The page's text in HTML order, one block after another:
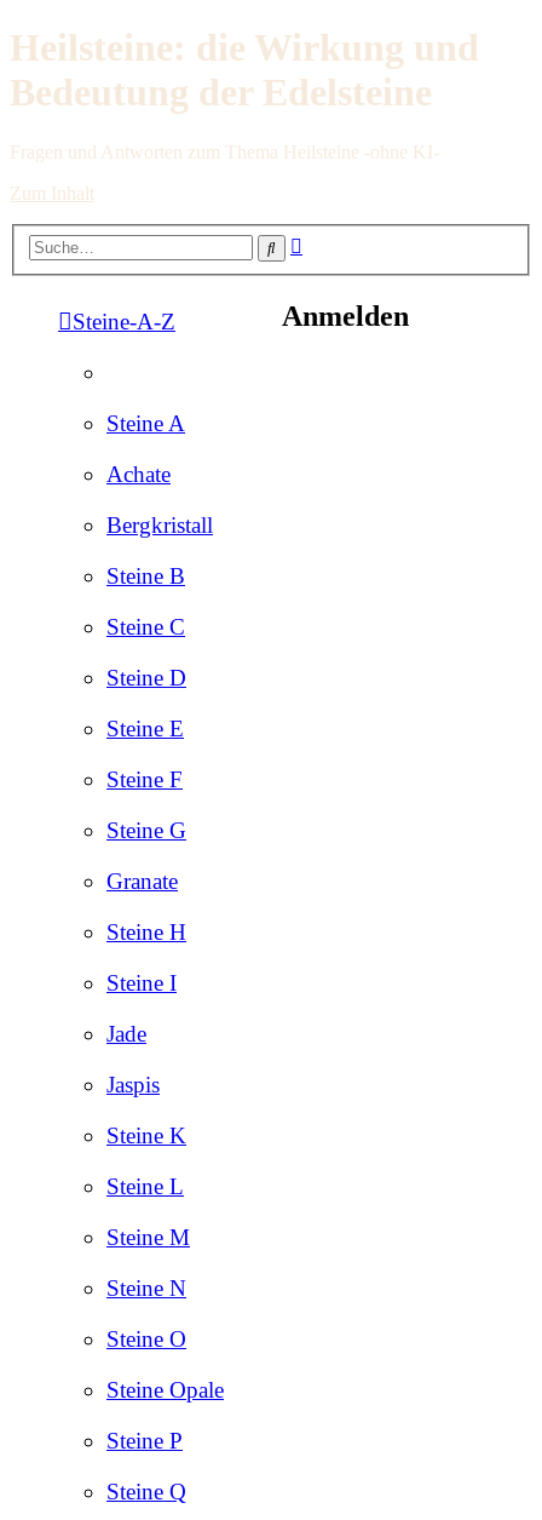
Heilsteine: die Wirkung und
Bedeutung der Edelsteine
Fragen und Antworten zum Thema Heilsteine -ohne KI-
Zum Inhalt
Suche
Steine-A-Z
Steine A
Achate
Bergkristall
Steine B
Steine C
Steine D
Steine E
Steine F
Steine G
Granate
Steine H
Steine I
Jade
Jaspis
Steine K
Steine L
Steine M
Steine N
Steine O
Steine Opale
Steine P
Steine Q
Anmelden